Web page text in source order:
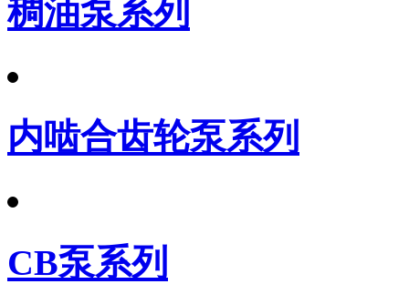
稠油泵系列
内啮合齿轮泵系列
CB泵系列